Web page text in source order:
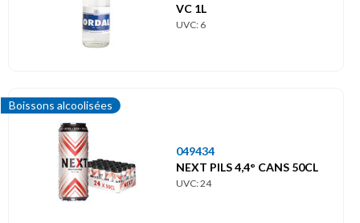
Boissons alcoolisées
Boissons Soft
VC 1L
UVC: 6
Boissons alcoolisées
049434
NEXT PILS 4,4° CANS 50CL
UVC: 24